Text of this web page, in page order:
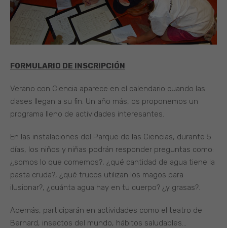
FORMULARIO DE INSCRIPCIÓN
Verano con Ciencia aparece en el calendario cuando las
clases llegan a su fin. Un año más, os proponemos un
programa lleno de actividades interesantes.
En las instalaciones del Parque de las Ciencias, durante 5
días, los niños y niñas podrán responder preguntas como:
¿somos lo que comemos?, ¿qué cantidad de agua tiene la
pasta cruda?, ¿qué trucos utilizan los magos para
ilusionar?, ¿cuánta agua hay en tu cuerpo? ¿y grasas?.
Además, participarán en actividades como el teatro de
Bernard, insectos del mundo, hábitos saludables…